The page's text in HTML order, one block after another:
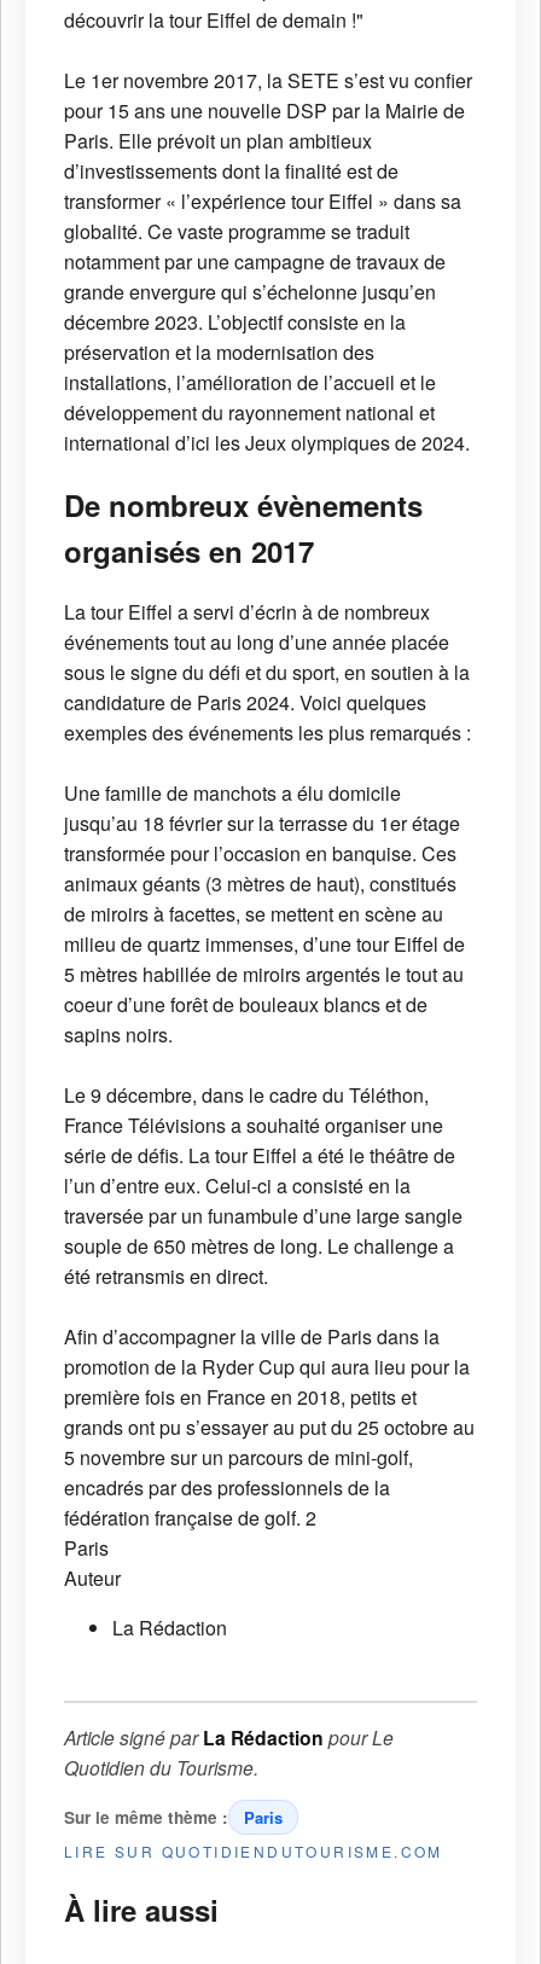
découvrir la tour Eiffel de demain !"
Le 1er novembre 2017, la SETE s’est vu confier
pour 15 ans une nouvelle DSP par la Mairie de
Paris. Elle prévoit un plan ambitieux
d’investissements dont la finalité est de
transformer « l’expérience tour Eiffel » dans sa
globalité. Ce vaste programme se traduit
notamment par une campagne de travaux de
grande envergure qui s’échelonne jusqu’en
décembre 2023. L’objectif consiste en la
préservation et la modernisation des
installations, l’amélioration de l’accueil et le
développement du rayonnement national et
international d’ici les Jeux olympiques de 2024.
De nombreux évènements
organisés en 2017
La tour Eiffel a servi d’écrin à de nombreux
événements tout au long d’une année placée
sous le signe du défi et du sport, en soutien à la
candidature de Paris 2024. Voici quelques
exemples des événements les plus remarqués :
Une famille de manchots a élu domicile
jusqu’au 18 février sur la terrasse du 1er étage
transformée pour l’occasion en banquise. Ces
animaux géants (3 mètres de haut), constitués
de miroirs à facettes, se mettent en scène au
milieu de quartz immenses, d’une tour Eiffel de
5 mètres habillée de miroirs argentés le tout au
coeur d’une forêt de bouleaux blancs et de
sapins noirs.
Le 9 décembre, dans le cadre du Téléthon,
France Télévisions a souhaité organiser une
série de défis. La tour Eiffel a été le théâtre de
l’un d’entre eux. Celui-ci a consisté en la
traversée par un funambule d’une large sangle
souple de 650 mètres de long. Le challenge a
été retransmis en direct.
Afin d’accompagner la ville de Paris dans la
promotion de la Ryder Cup qui aura lieu pour la
première fois en France en 2018, petits et
grands ont pu s’essayer au put du 25 octobre au
5 novembre sur un parcours de mini-golf,
encadrés par des professionnels de la
fédération française de golf. 2
Paris
Auteur
La Rédaction
Article signé parLa Rédaction pourLe
Quotidien du Tourisme.
Sur le même thème : Paris
LIRE SUR QUOTIDIENDUTOURISME.COM
À lire aussi